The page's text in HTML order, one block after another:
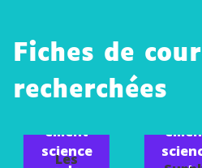
Fiches de
recherchées
ement
science
Les